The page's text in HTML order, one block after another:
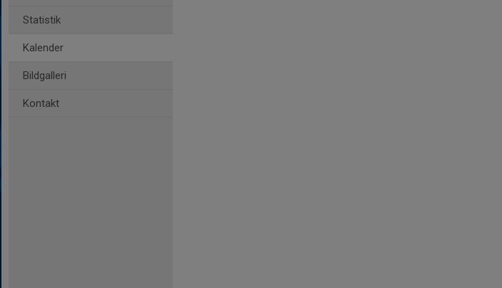
Statistik
Kalender
Bildgalleri
Kontakt